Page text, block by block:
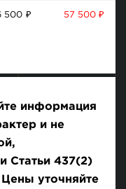
500 ₽ 57 500 ₽
информация
и не
Статьи 437(2)
уточняйте